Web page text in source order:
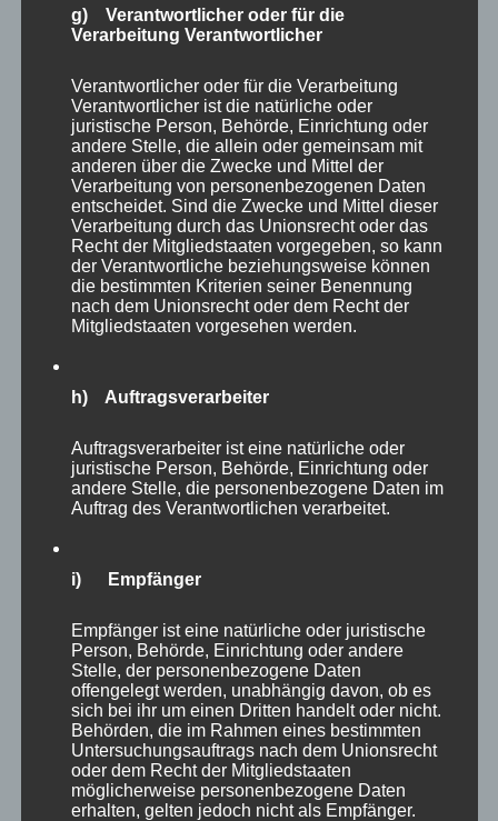
Heute möchte ich Dich mit diesem Impuls
als Einladung zu verstehen, Lebendigkeit,
Verbindung und Respekt zu erfahren. Jede
Annäherung ist einzigartig, jeder scheue Blick,
jedes Verharren, um abzuwarten, was passiert.
Jedes Mal ein neues Kapitel, welches ich
schreibe, oft nur für mich.
Lass auch Du solche Begegnungen zum
Herzschlag deiner Arbeit und Lebens werden
und finde in der Stille der Natur die Fülle
wirklichen Lebens.
Wo und mit wem kannst Du ähnliche
Begegnungen erleben?
Welche Begegnungen hast Du bereits erlebt?
derartige Begegnungen bei Dir?
Ich wünsche Euch allen eine zufriedene und
erfolgreiche neue Woche!
#natur
g) Verantwortlicher oder für die
Verarbeitung Verantwortlicher
Verantwortlicher oder für die Verarbeitung
Verantwortlicher ist die natürliche oder
juristische Person, Behörde, Einrichtung oder
andere Stelle, die allein oder gemeinsam mit
anderen über die Zwecke und Mittel der
Verarbeitung von personenbezogenen Daten
entscheidet. Sind die Zwecke und Mittel dieser
Verarbeitung durch das Unionsrecht oder das
Recht der Mitgliedstaaten vorgegeben, so kann
der Verantwortliche beziehungsweise können
die bestimmten Kriterien seiner Benennung
nach dem Unionsrecht oder dem Recht der
Mitgliedstaaten vorgesehen werden.
h) Auftragsverarbeiter
Auftragsverarbeiter ist eine natürliche oder
juristische Person, Behörde, Einrichtung oder
andere Stelle, die personenbezogene Daten im
Auftrag des Verantwortlichen verarbeitet.
i) Empfänger
Empfänger ist eine natürliche oder juristische
Person, Behörde, Einrichtung oder andere
Stelle, der personenbezogene Daten
offengelegt werden, unabhängig davon, ob es
sich bei ihr um einen Dritten handelt oder nicht.
Behörden, die im Rahmen eines bestimmten
Untersuchungsauftrags nach dem Unionsrecht
oder dem Recht der Mitgliedstaaten
möglicherweise personenbezogene Daten
erhalten, gelten jedoch nicht als Empfänger.